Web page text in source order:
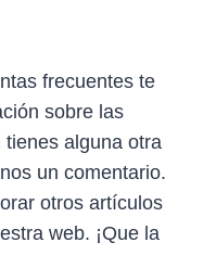
frecuentes te
sobre las
alguna otra
un comentario.
otros artículos
web. ¡Que la